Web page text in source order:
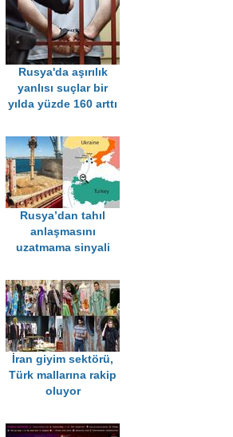
Rusya'da aşırılık
yanlısı suçlar bir
yılda yüzde 160 arttı
Rusya’dan tahıl
anlaşmasını
uzatmama sinyali
İran giyim sektörü,
Türk mallarına rakip
oluyor